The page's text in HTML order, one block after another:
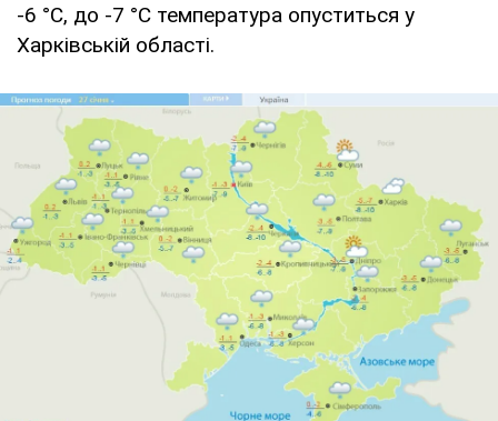
-6 °С, до -7 °С температура опуститься у
Харківській області.